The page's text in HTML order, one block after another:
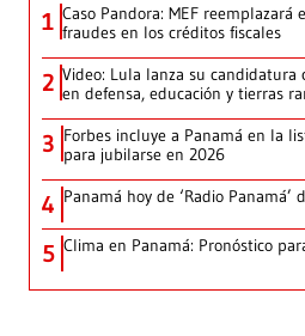
1 Caso Pandora: MEF reemplazará
fraudes en los créditos fiscales
2 Video: Lula lanza su candidatura
en defensa, educación y tierras
3 Forbes incluye a Panamá en la
para jubilarse en 2026
4 Panamá hoy de ‘Radio
5 Clima en Panamá: Pronóstico